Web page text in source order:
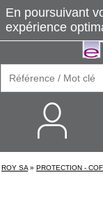
ROY SA » PROTECTION -
En poursuivant
expérience